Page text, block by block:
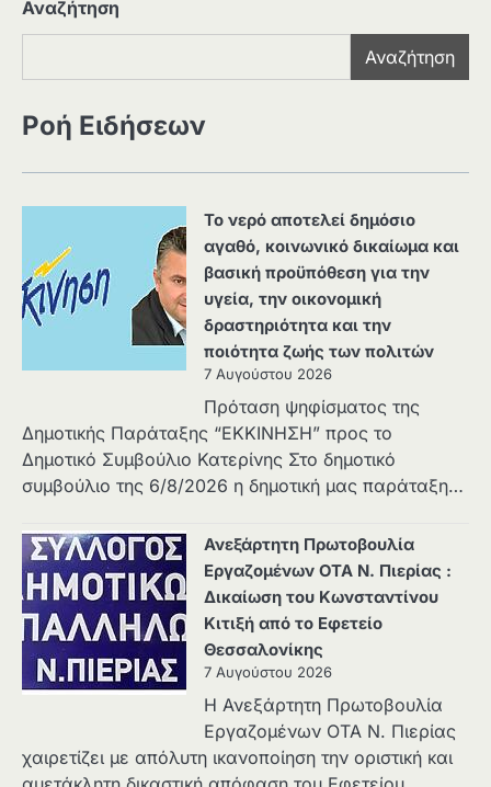
Αναζήτηση
Αναζήτηση
Ροή Ειδήσεων
Το νερό αποτελεί δημόσιο
αγαθό, κοινωνικό δικαίωμα και
βασική προϋπόθεση για την
υγεία, την οικονομική
δραστηριότητα και την
ποιότητα ζωής των πολιτών
7 Αυγούστου 2026
Πρόταση ψηφίσματος της
Δημοτικής Παράταξης “ΕΚΚΙΝΗΣΗ” προς το
Δημοτικό Συμβούλιο Κατερίνης Στο δημοτικό
συμβούλιο της 6/8/2026 η δημοτική μας παράταξη…
Ανεξάρτητη Πρωτοβουλία
Εργαζομένων ΟΤΑ Ν. Πιερίας :
Δικαίωση του Κωνσταντίνου
Κιτιξή από το Εφετείο
Θεσσαλονίκης
7 Αυγούστου 2026
Η Ανεξάρτητη Πρωτοβουλία
Εργαζομένων ΟΤΑ Ν. Πιερίας
χαιρετίζει με απόλυτη ικανοποίηση την οριστική και